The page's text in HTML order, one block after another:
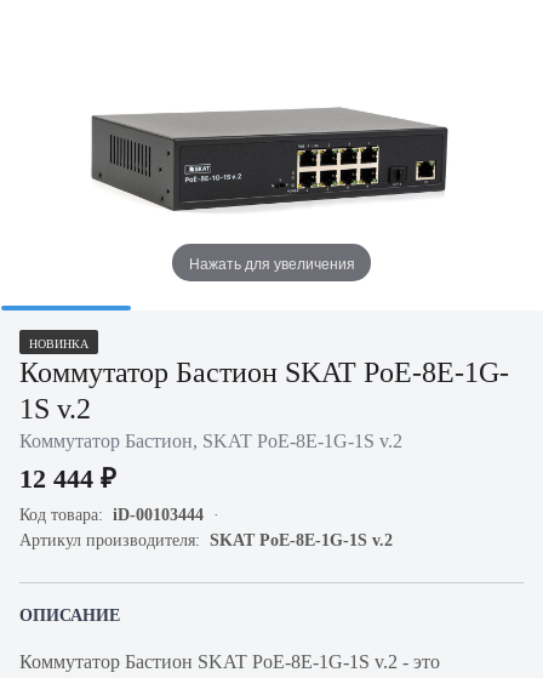
Нажать для увеличения
НОВИНКА
Коммутатор Бастион SKAT PoE-8E-1G-
1S v.2
Коммутатор Бастион, SKAT PoE-8E-1G-1S v.2
12 444 ₽
Код товара: iD-00103444
Артикул производителя: SKAT PoE-8E-1G-1S v.2
ОПИСАНИЕ
Коммутатор Бастион SKAT PoE-8E-1G-1S v.2 - это